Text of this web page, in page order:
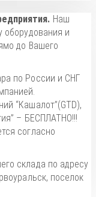
Наш
оборудования и
до Вашего
по России и СНГ
“Кашалот”(GTD),
– БЕСПЛАТНО!!!
согласно
склада по адресу
поселок